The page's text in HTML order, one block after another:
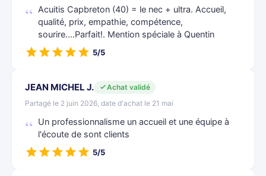
Acuitis Capbreton (40) = le nec + ultra. Accueil,
qualité, prix, empathie, compétence,
sourire....Parfait!. Mention spéciale à Quentin
5/5
JEAN MICHEL J.
Achat validé
Partagé le 2 juin 2026, date d'achat le 21 mai
Un professionnalisme un accueil et une équipe à
l'écoute de sont clients
5/5